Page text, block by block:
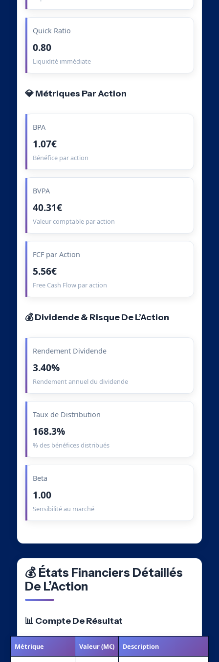
Quick Ratio
0.80
Liquidité immédiate
💎 Métriques Par Action
BPA
1.07€
Bénéfice par action
BVPA
40.31€
Valeur comptable par action
FCF par Action
5.56€
Free Cash Flow par action
💰 Dividende & Risque De L’Action
Rendement Dividende
3.40%
Rendement annuel du dividende
Taux de Distribution
168.3%
% des bénéfices distribués
Beta
1.00
Sensibilité au marché
💰 États Financiers Détaillés
De L’Action
📊 Compte De Résultat
Métrique Valeur (M€) Description